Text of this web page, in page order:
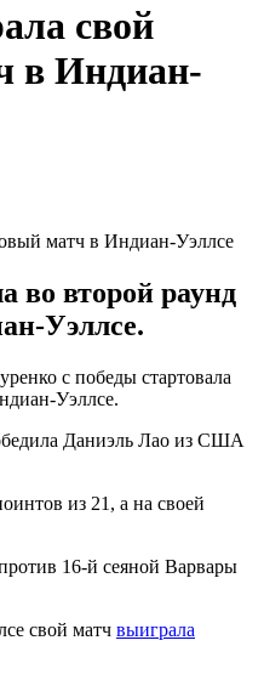
свой
в Индиан-
во второй раунд
Уэллсе.
с победы стартовала
Уэллсе.
Даниэль Лао из США
из 21, а на своей
16-й сеяной Варвары
свой матч выиграла